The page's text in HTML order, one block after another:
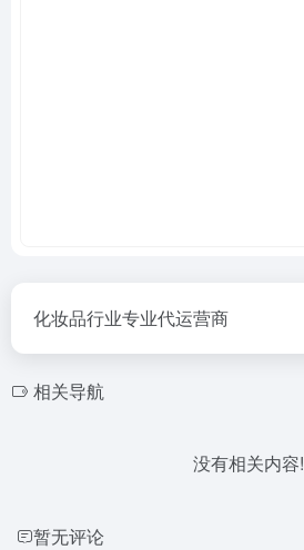
化妆品行业专业代运营商
相关导航
没有相关内容!
暂无评论